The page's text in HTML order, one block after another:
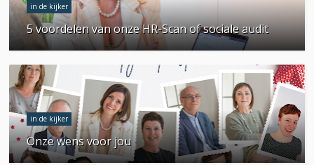
in de kijker
5 voordelen van onze HR-Scan of sociale audit
in de kijker
Onze wens voor jou